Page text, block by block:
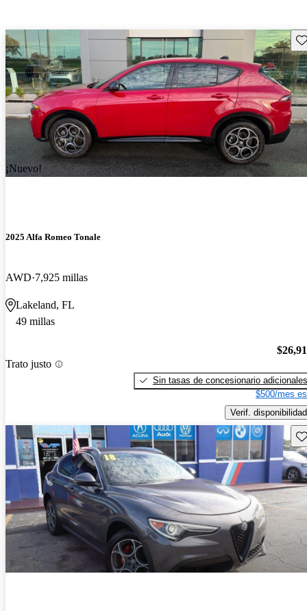
¡Nuevo!
2025 Alfa Romeo Tonale
AWD 7,925 millas
Lakeland, FL
49 millas
Trato justo
Sin tasas de concesionario adicionales
$500/mes
Verif. disponibilidad